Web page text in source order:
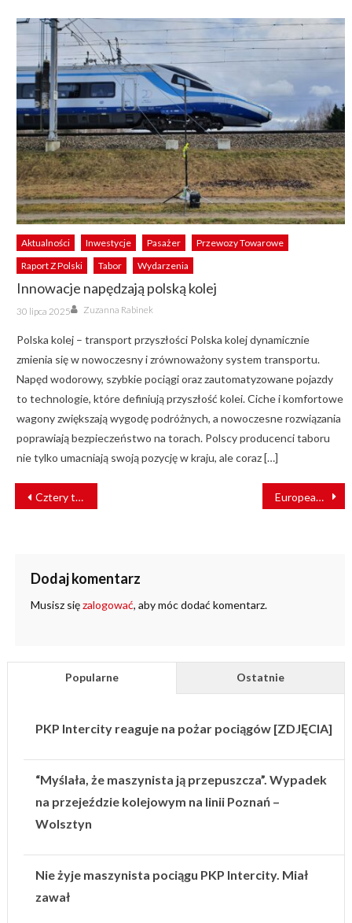
Aktualności Inwestycje Pasażer
Przewozy Towarowe
Raport Z Polski
Tabor Wydarzenia
Innowacje napędzają polską kolej
Posted
on
30 lipca 2025 Author
Zuzanna Rabinek
Polska kolej – transport przyszłości Polska kolej dynamicznie
zmienia się w nowoczesny i zrównoważony system transportu.
Napęd wodorowy, szybkie pociągi oraz zautomatyzowane pojazdy
to technologie, które definiują przyszłość kolei. Ciche i komfortowe
wagony zwiększają wygodę podróżnych, a nowoczesne rozwiązania
poprawiają bezpieczeństwo na torach. Polscy producenci taboru
nie tylko umacniają swoją pozycję w kraju, ale coraz […]
NAWIGACJA
WPISU
Cztery tory z Będzina do Zawiercia? Rusza przetarg na projekt European Loc Pool otrzymuje dopuszczenie do regionu Bałkanów
Dodaj komentarz
Musisz sięzalogować, aby móc dodać komentarz.
Popularne Ostatnie
PKP Intercity reaguje na pożar pociągów [ZDJĘCIA]
“Myślała, że maszynista ją przepuszcza”. Wypadek
na przejeździe kolejowym na linii Poznań –
Wolsztyn
Nie żyje maszynista pociągu PKP Intercity. Miał
zawał